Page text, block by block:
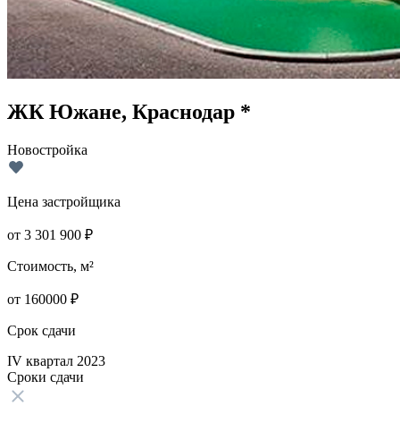
ЖК Южане, Краснодар *
Новостройка
Цена застройщика
от 3 301 900 ₽
Стоимость, м²
от 160000 ₽
Срок сдачи
IV квартал 2023
Сроки сдачи